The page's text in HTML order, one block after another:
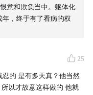
意和欺负当中。躯体化
，终于有了看病的权
25
的 是有多天真？他当然
以才故意这样做的 他就